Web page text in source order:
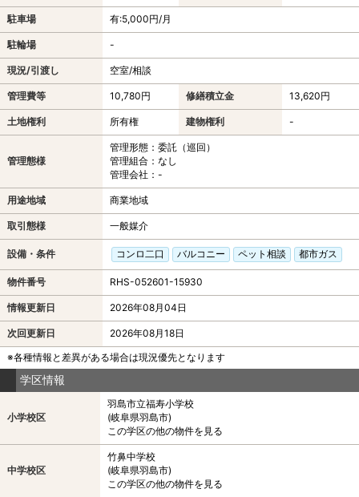
駐車場 有:5,000円/月
駐輪場 -
現況/引渡し 空室/相談
管理費等 10,780円 修繕積立金 13,620円
土地権利 所有権 建物権利 -
管理態様
管理形態：委託（巡回）
管理組合：なし
管理会社：-
用途地域 商業地域
取引態様 一般媒介
設備・条件 コンロ二口 バルコニー ペット相談 都市ガス
物件番号 RHS-052601-15930
情報更新日 2026年08月04日
次回更新日
2026年08月18日
※各種情報と差異がある場合は現況優先となります
学区情報
小学校区
羽島市立福寿小学校
(岐阜県羽島市)
この学区の他の物件を見る
中学校区
竹鼻中学校
(岐阜県羽島市)
この学区の他の物件を見る